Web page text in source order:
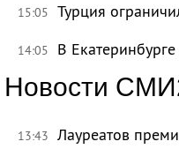
15:05 Турция
14:05 В
Новости
13:43 Лауреатов